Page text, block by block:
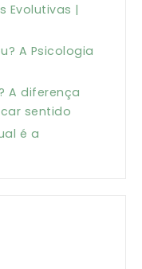
Evolutivas |
A Psicologia
A diferença
sentido
é a